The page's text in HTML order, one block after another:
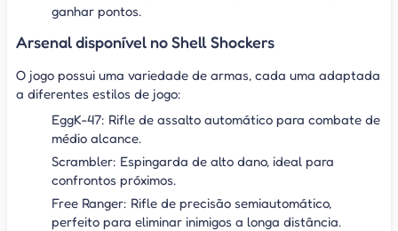
ganhar pontos.
Arsenal disponível no Shell Shockers
O jogo possui uma variedade de armas, cada uma adaptada
a diferentes estilos de jogo:
EggK-47: Rifle de assalto automático para combate de
médio alcance.
Scrambler: Espingarda de alto dano, ideal para
confrontos próximos.
Free Ranger: Rifle de precisão semiautomático,
perfeito para eliminar inimigos a longa distância.